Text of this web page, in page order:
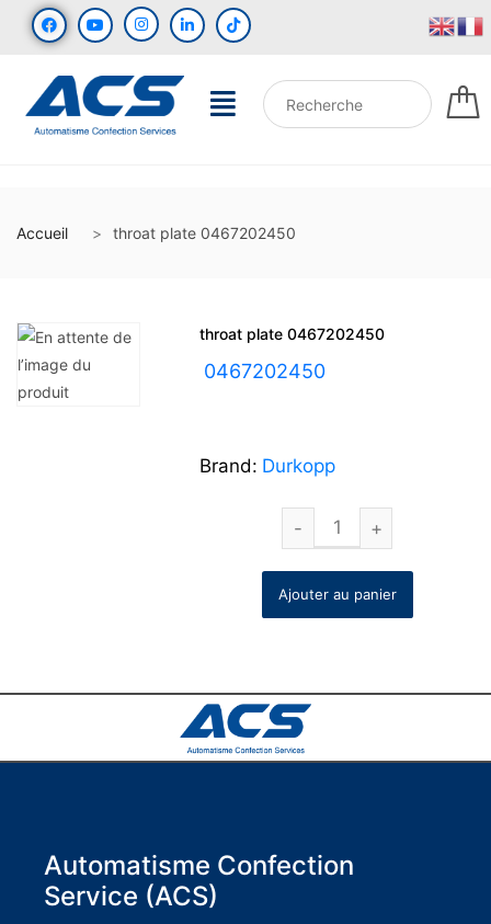
Accueil throat plate 0467202450
throat plate 0467202450
0467202450
Brand: Durkopp
Ajouter au panier
Automatisme Confection
Service (ACS)